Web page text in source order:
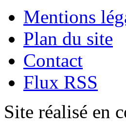
Mentions
Plan du site
Contact
Flux RSS
Site réalisé en